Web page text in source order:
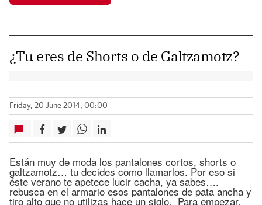
¿Tu eres de Shorts o de Galtzamotz?
Friday, 20 June 2014, 00:00
Están muy de moda los pantalones cortos, shorts o
galtzamotz… tu decides como llamarlos. Por eso si
éste verano te apetece lucir cacha, ya sabes….
rebusca en el armario esos pantalones de pata ancha y
tiro alto que no utilizas hace un siglo. Para empezar,